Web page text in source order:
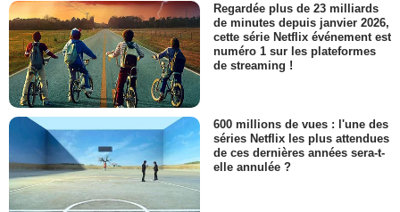
Regardée plus de 23 milliards
de minutes depuis janvier 2026,
cette série Netflix événement est
numéro 1 sur les plateformes
de streaming !
600 millions de vues : l'une des
séries Netflix les plus attendues
de ces dernières années sera-t-
elle annulée ?